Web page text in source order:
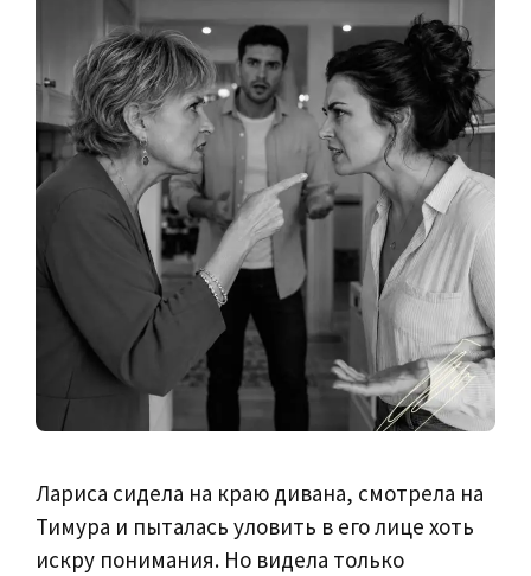
Лариса сидела на краю дивана, смотрела на
Тимура и пыталась уловить в его лице хоть
искру понимания. Но видела только